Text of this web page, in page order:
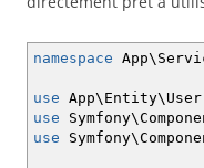
namespace
use App\Entity\User
use
use